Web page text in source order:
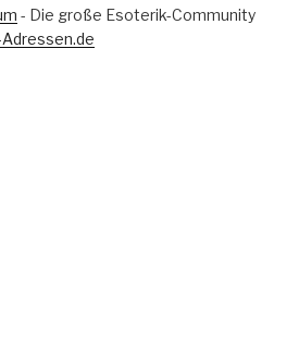
- Die große Esoterik-Community